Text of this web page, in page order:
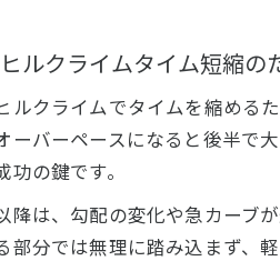
ルクライムタイム短縮の
ルクライムでタイムを縮める
ーバーペースになると後半で
功の鍵です。
降は、勾配の変化や急カーブ
部分では無理に踏み込まず、